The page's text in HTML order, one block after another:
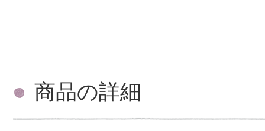
商品の詳細